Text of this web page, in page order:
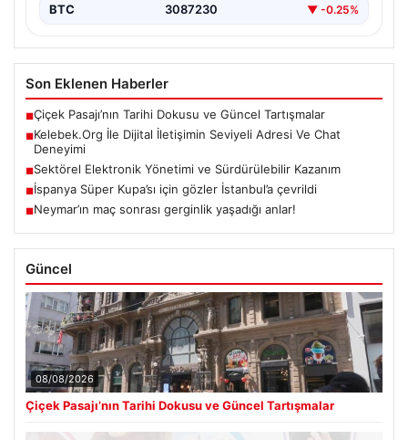
BTC 3087230 ▼ -0.25%
Son Eklenen Haberler
■Çiçek Pasajı’nın Tarihi Dokusu ve Güncel Tartışmalar
■Kelebek.Org İle Dijital İletişimin Seviyeli Adresi Ve Chat
Deneyimi
■Sektörel Elektronik Yönetimi ve Sürdürülebilir Kazanım
■İspanya Süper Kupa’sı için gözler İstanbul’a çevrildi
■Neymar’ın maç sonrası gerginlik yaşadığı anlar!
Güncel
08/08/2026
Çiçek Pasajı’nın Tarihi Dokusu ve Güncel Tartışmalar